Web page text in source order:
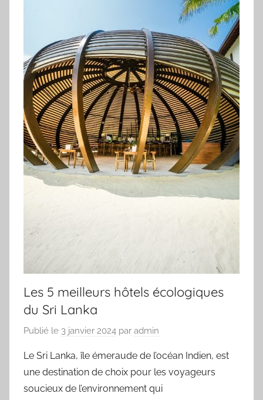
Les 5 meilleurs hôtels écologiques
du Sri Lanka
Publié le 3 janvier 2024 par admin
Le Sri Lanka, île émeraude de l’océan Indien, est
une destination de choix pour les voyageurs
soucieux de l’environnement qui